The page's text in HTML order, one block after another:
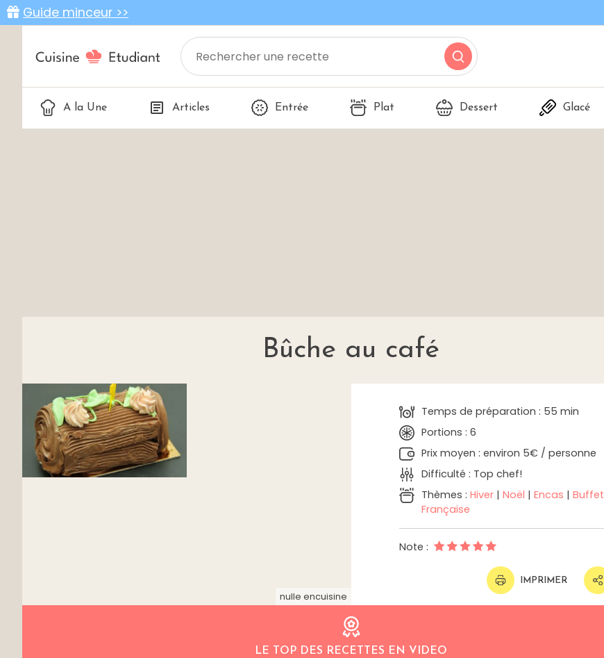
Guide minceur >>
A la Une Articles Entrée Plat Dessert Glacé
Bûche au café
nulle encuisine
Temps de préparation : 55 min
Portions : 6
Prix moyen : environ 5€ / personne
Difficulté : Top chef!
Thèmes :Hiver |Noël |Encas |Buffet
Française
Note :
IMPRIMER
LE TOP DES RECETTES EN VIDEO